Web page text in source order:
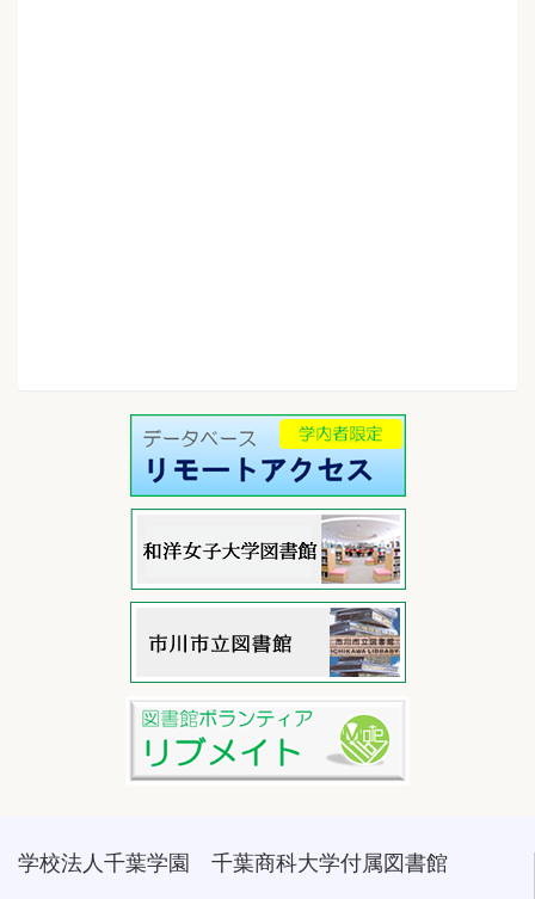
学校法人千葉学園 千葉商科大学付属図書館